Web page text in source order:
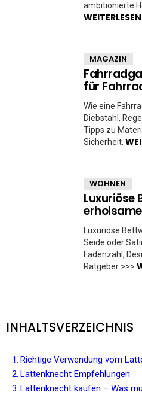
ambitionierte
WEITERLESEN
MAGAZIN
für
Wie eine
Diebstahl,
Tipps zu
Sicherheit.
WOHNEN
Luxuriöse
Luxuriöse
Seide oder
Fadenzahl,
Ratgeber >>>
INHALTSVERZEICHNIS
Richtige Verwendung vom
Lattenknecht Empfehlungen
Lattenknecht kaufen – Was